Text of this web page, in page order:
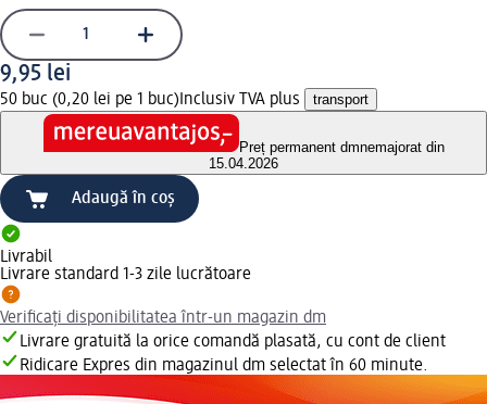
9,95 lei
50 buc (0,20 lei pe 1 buc) Inclusiv TVA plus transport
Preț permanent dmnemajorat din
15.04.2026
Adaugă în coș
Livrabil
Livrare standard 1-3 zile lucrătoare
Verificați disponibilitatea într-un magazin dm
Livrare gratuită la orice comandă plasată, cu cont de client
Ridicare Expres din magazinul dm selectat în 60 minute.